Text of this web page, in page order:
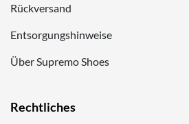
Rückversand
Entsorgungshinweise
Über Supremo Shoes
Rechtliches